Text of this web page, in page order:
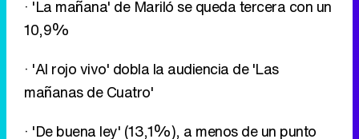
· 'De buena ley' (13,1%), a menos de un punto
de 'Los Simpson' (14%)
LA 1
Urbiola - Elena Anaya